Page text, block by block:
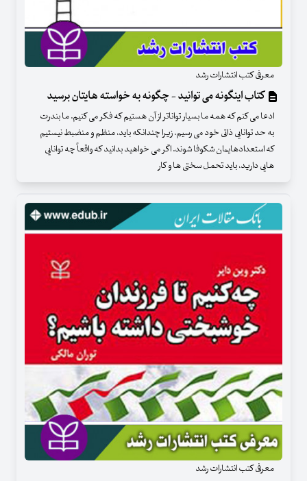
معرفی کتب انتشارات رشد
کتاب اینگونه می توانید - چگونه به خواسته هایتان برسید
ادعا می کنم که همه ما بسیار تواناتر از آن هستیم که فکر می کنیم. ما بندرت
به حد توانایی ذاتی خود می رسیم. زیرا چندانکه باید، منظم و منضبط نیستیم
که استعدادهایمان شکوفا شوند. اگر می خواهید بدانید که واقعاً چه توانایی
هایی دارید، باید تحمل سختی ها و کار
معرفی کتب انتشارات رشد